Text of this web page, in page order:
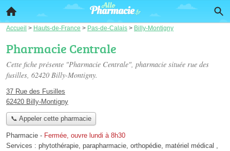
Accueil > Hauts-de-France > Pas-de-Calais > Billy-Montigny
Pharmacie Centrale
Cette fiche présente "Pharmacie Centrale", pharmacie située rue des
fusilles, 62420 Billy-Montigny.
37 Rue des Fusilles
62420 Billy-Montigny
📞 Appeler cette pharmacie
Pharmacie - Fermée, ouvre lundi à 8h30
Services : phytothérapie, parapharmacie, orthopédie, matériel médical ,